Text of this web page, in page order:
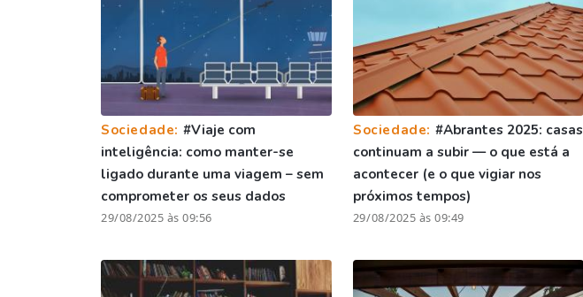
Sociedade: #Viaje com
inteligência: como manter-se
ligado durante uma viagem – sem
comprometer os seus dados
29/08/2025 às 09:56
Sociedade: #Abrantes 2025: casas
continuam a subir — o que está a
acontecer (e o que vigiar nos
próximos tempos)
29/08/2025 às 09:49